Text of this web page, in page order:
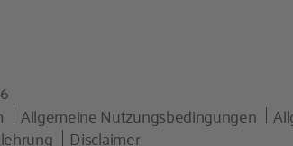
Allgemeine Nutzungsbedingungen
Disclaimer